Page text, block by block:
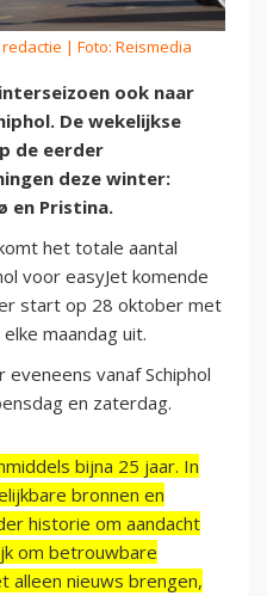
| Foto: Reismedia
ook naar
De wekelijkse
de eerder
deze winter:
en Pristina.
het totale aantal
voor easyJet komende
start op 28 oktober met
maandag uit.
vanaf Schiphol
en zaterdag.
bijna 25 jaar. In
bronnen en
historie om aandacht
om betrouwbare
alleen nieuws brengen,